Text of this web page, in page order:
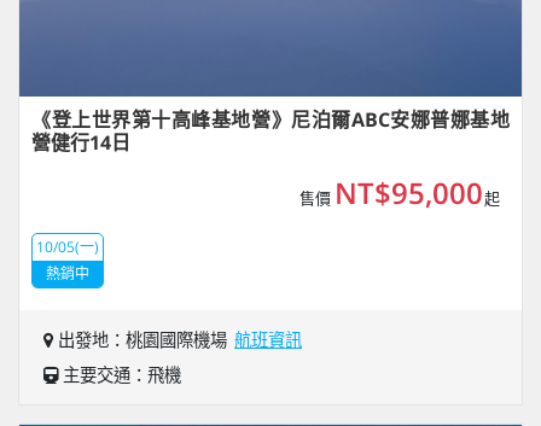
《登上世界第十高峰基地營》尼泊爾ABC安娜普娜基地
營健行14日
售價 NT$95,000起
10/05(一)
熱銷中
出發地：桃園國際機場 航班資訊
主要交通：飛機